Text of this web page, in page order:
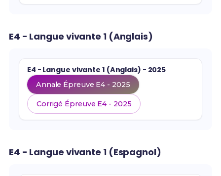
E4 - Langue vivante 1 (Anglais)
E4 - Langue vivante 1 (Anglais) - 2025
Annale Épreuve E4 - 2025
Corrigé Épreuve E4 - 2025
E4 - Langue vivante 1 (Espagnol)